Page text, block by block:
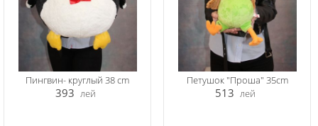
Пингвин- круглый 38 cm
393 лей
Петушок "Проша" 35cm
513 лей